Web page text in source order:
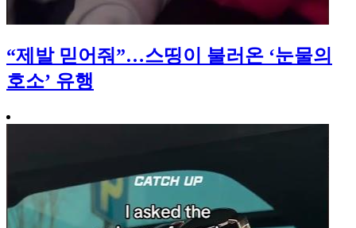
“제발 믿어줘”…스띵이 불러온 ‘눈물의
호소’ 유행